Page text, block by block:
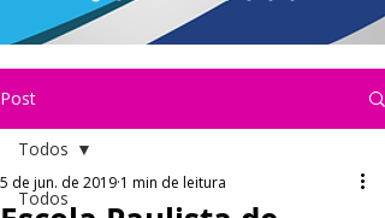
Post
Todos
Todos
5 de jun. de 2019 1 min de leitura